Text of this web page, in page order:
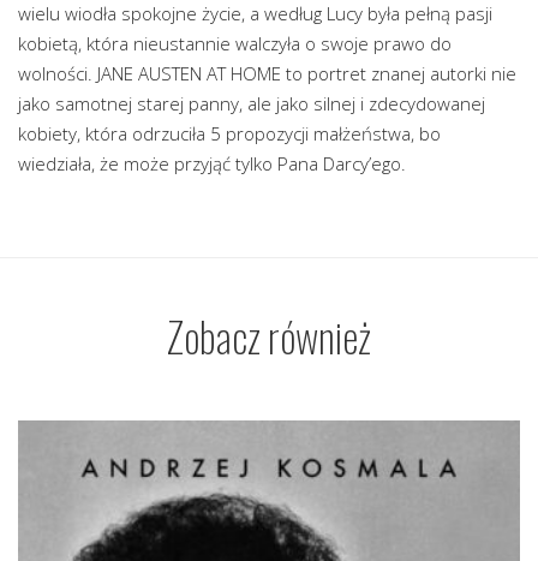
wielu wiodła spokojne życie, a według Lucy była pełną pasji
kobietą, która nieustannie walczyła o swoje prawo do
wolności. JANE AUSTEN AT HOME to portret znanej autorki nie
jako samotnej starej panny, ale jako silnej i zdecydowanej
kobiety, która odrzuciła 5 propozycji małżeństwa, bo
wiedziała, że może przyjąć tylko Pana Darcy’ego.
Zobacz również